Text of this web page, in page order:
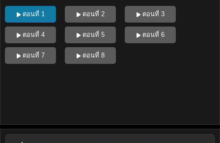
ตอนที่ 1 ตอนที่ 2 ตอนที่ 3
ตอนที่ 4 ตอนที่ 5 ตอนที่ 6
ตอนที่ 7 ตอนที่ 8